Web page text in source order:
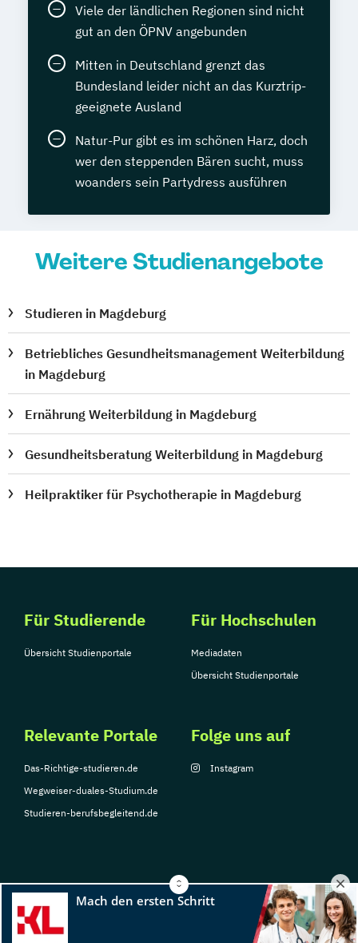
Viele der ländlichen Regionen sind nicht
gut an den ÖPNV angebunden
Mitten in Deutschland grenzt das
Bundesland leider nicht an das Kurztrip-
geeignete Ausland
Natur-Pur gibt es im schönen Harz, doch
wer den steppenden Bären sucht, muss
woanders sein Partydress ausführen
Weitere Studienangebote
Studieren in Magdeburg
Betriebliches Gesundheitsmanagement Weiterbildung
in Magdeburg
Ernährung Weiterbildung in Magdeburg
Gesundheitsberatung Weiterbildung in Magdeburg
Heilpraktiker für Psychotherapie in Magdeburg
Für Studierende
Übersicht Studienportale
Für Hochschulen
Mediadaten
Übersicht Studienportale
Relevante Portale
Das-Richtige-studieren.de
Wegweiser-duales-Studium.de
Studieren-berufsbegleitend.de
Folge uns auf
Instagram
© Copyright 2026, TarGroup Media GmbH
Nutzungsbedingungen